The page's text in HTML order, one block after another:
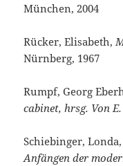
München, 2004
Rücker, Elisabeth,
Nürnberg, 1967
Rumpf, Georg
cabinet, hrsg. Von
Schiebinger,
Anfängen der